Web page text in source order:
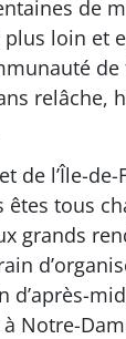
de
loin et
de
relâche,
de l’Île-
êtes tous
grands
d’après-
Notre-